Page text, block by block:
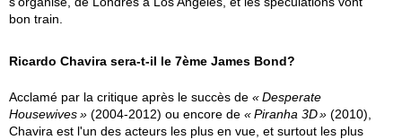
bon train.
Ricardo Chavira sera-t-il le 7ème James Bond?
Acclamé par la critique après le succès de
Desperate
Housewives
(2004-2012) ou encore de Piranha 3D
(2010),
Chavira est l'un des acteurs les plus en vue, et surtout les plus